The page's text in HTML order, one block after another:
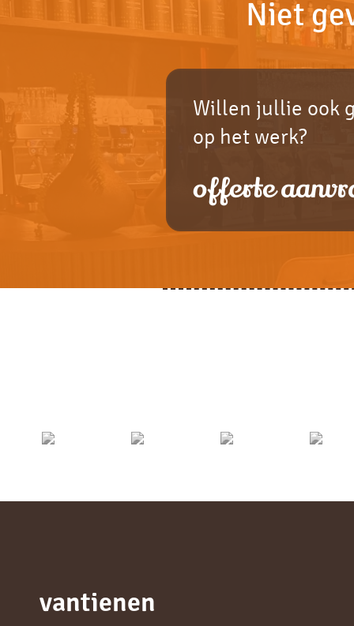
Niet
Willen jullie ook
op het werk?
offerte
vantienen